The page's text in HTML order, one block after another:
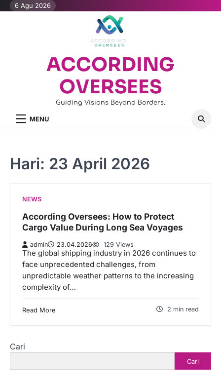
Skip6 Agu 2026
ACCORDING
OVERSEES
Guiding Visions Beyond Borders.
MENU
Hari: 23 April 2026
NEWS
According Oversees: How to Protect
Cargo Value During Long Sea Voyages
admin 23.04.2026 129 Views
The global shipping industry in 2026 continues to
face unprecedented challenges, from
unpredictable weather patterns to the increasing
complexity of…
Read More 2 min read
Cari
Cari